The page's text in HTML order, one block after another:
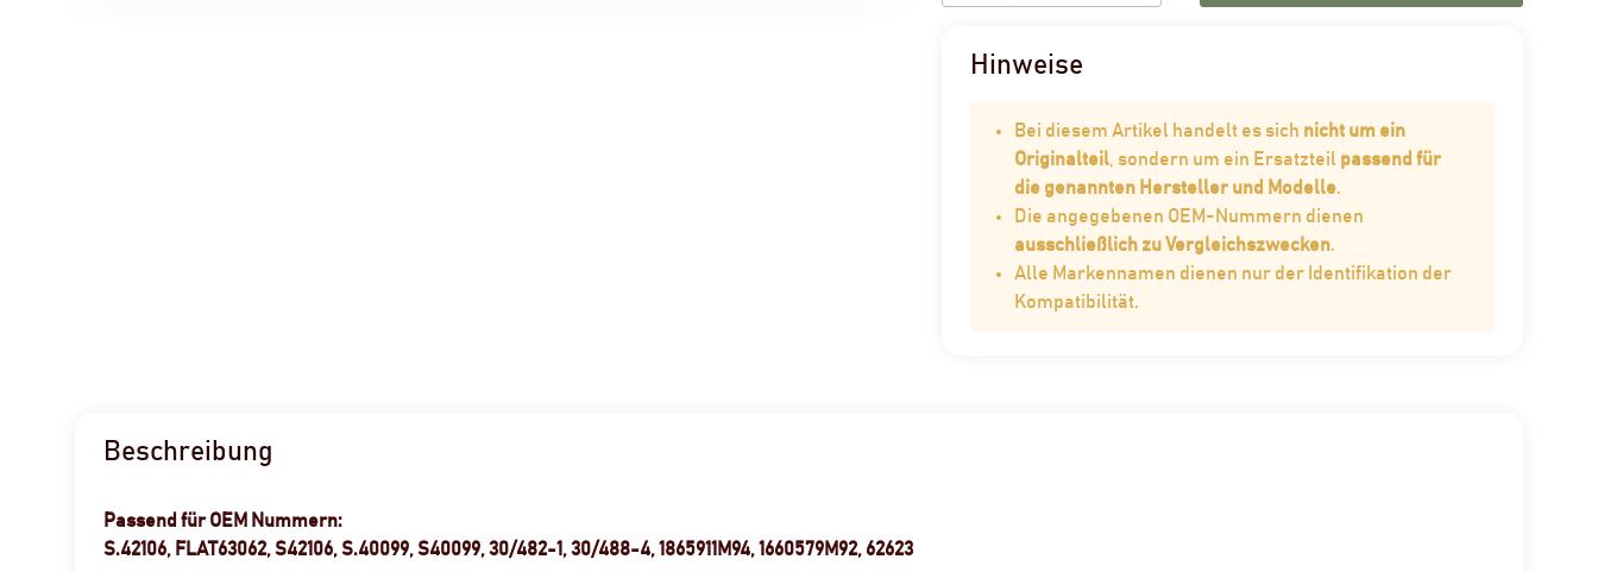
Hinweise
Bei diesem Artikel handelt es sich nicht um ein
Originalteil , sondern um ein Ersatzteil passend für
die genannten Hersteller und Modelle.
Die angegebenen OEM-Nummern dienen
ausschließlich zu Vergleichszwecken.
Alle Markennamen dienen nur der Identifikation der
Kompatibilität.
Beschreibung
Passend für OEM Nummern:
S.42106, FLAT63062, S42106, S.40099, S40099, 30/482-1, 30/488-4, 1865911M94, 1660579M92, 62623